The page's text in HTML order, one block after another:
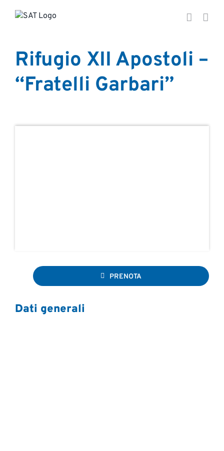
Rifugio XII Apostoli –
“Fratelli Garbari”
PRENOTA
Dati generali